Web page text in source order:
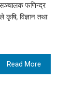
सञ्चालक फणिन्द्र
विज्ञान तथा
Read More